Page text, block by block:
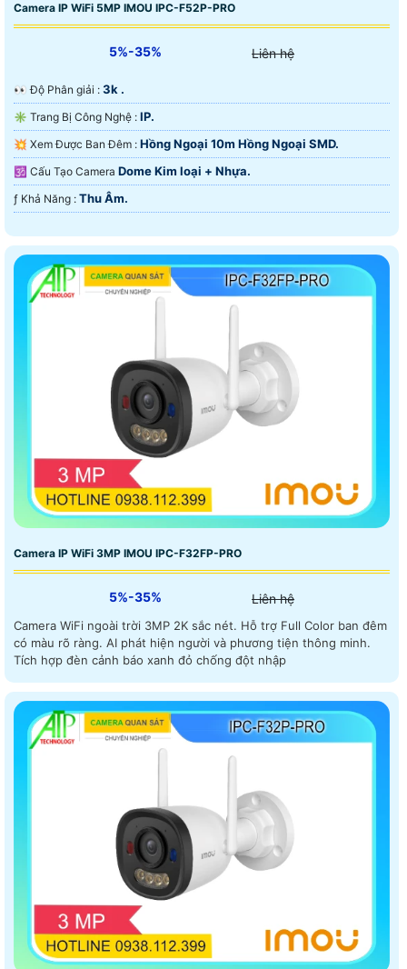
Camera IP WiFi 5MP IMOU IPC-F52P-PRO
5%-35% Liên hệ
️👀 Độ Phân giải : 3k .
✳️ Trang Bị Công Nghệ : IP.
💥 Xem Được Ban Đêm : Hồng Ngoại 10m Hồng Ngoại SMD.
🕉️ Cấu Tạo Camera Dome Kim loại + Nhựa.
️ƒ Khả Năng : Thu Âm.
Camera IP WiFi 3MP IMOU IPC-F32FP-PRO
5%-35% Liên hệ
Camera WiFi ngoài trời 3MP 2K sắc nét. Hỗ trợ Full Color ban đêm
có màu rõ ràng. AI phát hiện người và phương tiện thông minh.
Tích hợp đèn cảnh báo xanh đỏ chống đột nhập